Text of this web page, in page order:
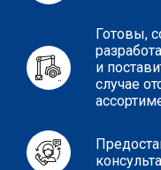
Готовы,
и
случае